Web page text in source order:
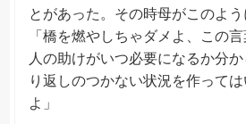
とがあった。その時母がこのよう
「橋を燃やしちゃダメよ、この
人の助けがいつ必要になるか分
り返しのつかない状況を作って
よ」